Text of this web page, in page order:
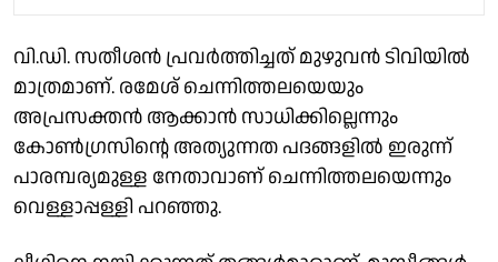
വി.ഡി. സതീശൻ പ്രവർത്തിച്ചത് മുഴുവൻ ടിവിയിൽ
മാത്രമാണ്. രമേശ് ചെന്നിത്തലയെയും
അപ്രസക്തൻ ആക്കാൻ സാധിക്കില്ലെന്നും
കോൺഗ്രസിൻ്റെ അത്യുന്നത പദങ്ങളിൽ ഇരുന്ന്
പാരമ്പര്യമുള്ള നേതാവാണ് ചെന്നിത്തലയെന്നും
വെള്ളാപ്പള്ളി പറഞ്ഞു.